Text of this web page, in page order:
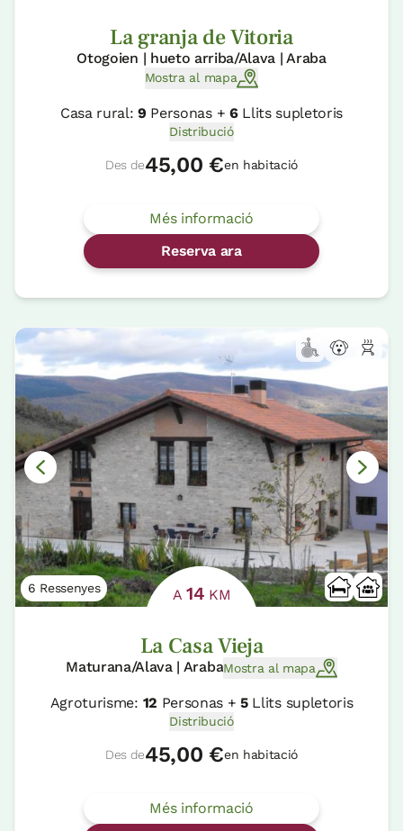
La granja de Vitoria
Otogoien | hueto arriba/Alava | Araba
Mostra al mapa
Casa rural:9 Personas + 6Llits supletoris
Distribució
Des de45,00 €en habitació
Més informació
Reserva ara
6 Ressenyes A 14 KM
La Casa Vieja
Maturana/Alava | ArabaMostra al mapa
Agroturisme: 12 Personas +5Llits supletoris
Distribució
Des de45,00 €en habitació
Més informació